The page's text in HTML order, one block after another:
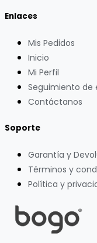
Enlaces
Mis Pedidos
Inicio
Mi Perfil
Seguimiento de
Contáctanos
Soporte
Garantía y
Términos y
Política y